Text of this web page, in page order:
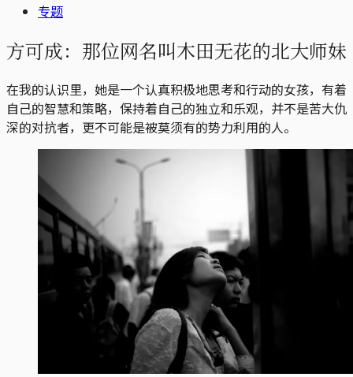
专题
方可成：那位网名叫木田无花的北大师妹
在我的认识里，她是一个认真积极地思考和行动的女孩，有着
自己的智慧和策略，保持着自己的独立和乐观，并不是苦大仇
深的对抗者，更不可能是被莫须有的势力利用的人。